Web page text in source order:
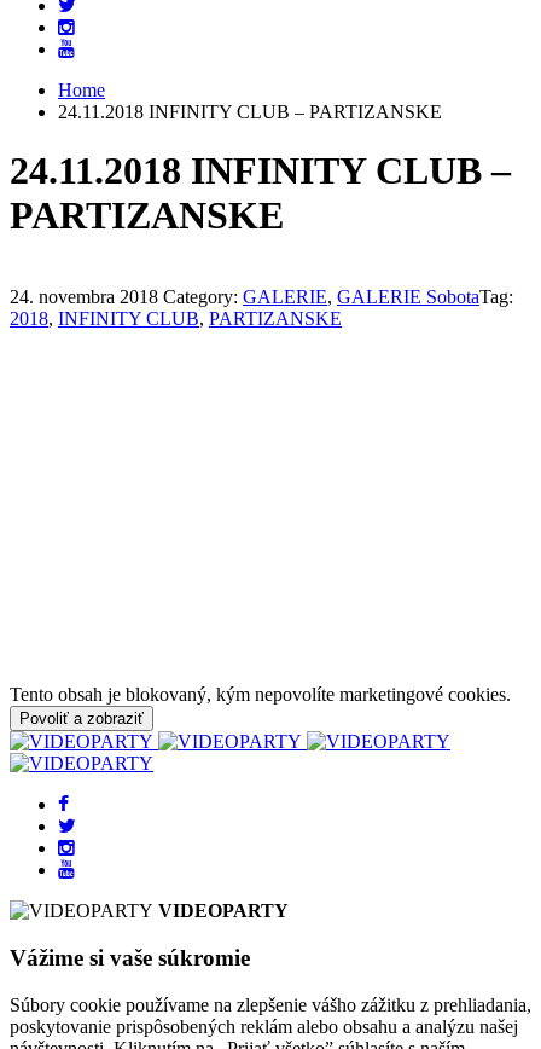
Home
24.11.2018 INFINITY CLUB – PARTIZANSKE
24.11.2018 INFINITY CLUB –
PARTIZANSKE
24. novembra 2018 Category: GALERIE, GALERIE SobotaTag:
2018, INFINITY CLUB, PARTIZANSKE
Tento obsah je blokovaný, kým nepovolíte marketingové cookies.
Povoliť a zobraziť
VIDEOPARTY
Vážime si vaše súkromie
Súbory cookie používame na zlepšenie vášho zážitku z prehliadania,
poskytovanie prispôsobených reklám alebo obsahu a analýzu našej